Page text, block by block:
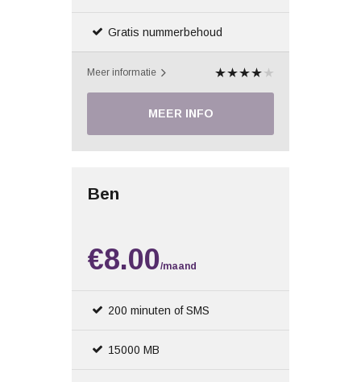
Gratis nummerbehoud
Meer informatie
MEER INFO
Ben
€8.00/maand
200 minuten of SMS
15000 MB